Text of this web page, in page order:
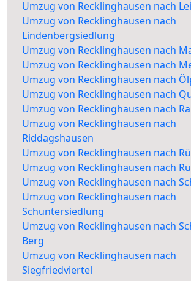
Umzug von Recklinghausen nach
Umzug von Recklinghausen nach
Lindenbergsiedlung
Umzug von Recklinghausen nach
Umzug von Recklinghausen nach
Umzug von Recklinghausen nach
Umzug von Recklinghausen nach
Umzug von Recklinghausen nach
Umzug von Recklinghausen nach
Riddagshausen
Umzug von Recklinghausen nach
Umzug von Recklinghausen nach
Umzug von Recklinghausen nach
Umzug von Recklinghausen nach
Schuntersiedlung
Umzug von Recklinghausen nach
Berg
Umzug von Recklinghausen nach
Siegfriedviertel